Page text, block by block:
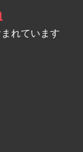
れています